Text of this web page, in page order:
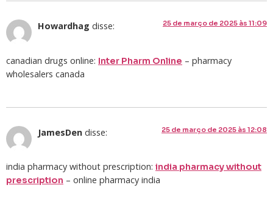
Howardhag disse: 25 de março de 2025 às 11:09
canadian drugs online: Inter Pharm Online – pharmacy
wholesalers canada
JamesDen disse: 25 de março de 2025 às 12:08
india pharmacy without prescription: india pharmacy without
prescription – online pharmacy india